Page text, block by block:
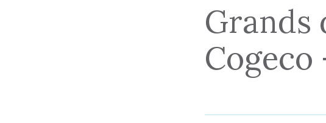
Grands